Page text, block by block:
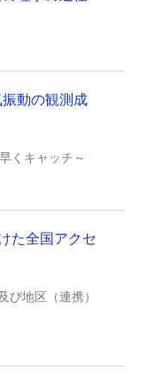
動の観測成
くキャッチ～
た全国アクセ
び地区（連携）